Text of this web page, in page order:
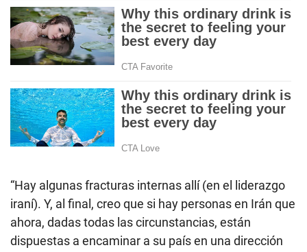
“Hay algunas fracturas internas allí (en el liderazgo
iraní). Y, al final, creo que si hay personas en Irán que
ahora, dadas todas las circunstancias, están
dispuestas a encaminar a su país en una dirección